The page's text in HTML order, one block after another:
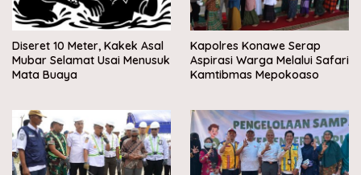
Diseret 10 Meter, Kakek Asal
Mubar Selamat Usai Menusuk
Mata Buaya
Kapolres Konawe Serap
Aspirasi Warga Melalui Safari
Kamtibmas Mepokoaso